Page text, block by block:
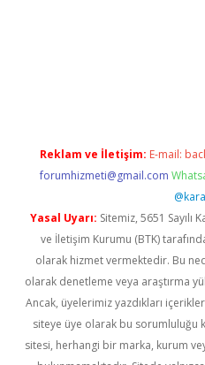
Reklam ve İletişim: E-mail:
forumhizmeti@gmail.com
Yasal Uyarı: Sitemiz, 5651 Sayılı
ve İletişim Kurumu (BTK)
olarak hizmet vermektedir. Bu
olarak denetleme veya araştırma
Ancak, üyelerimiz yazdıkları
siteye üye olarak bu sorumluluğu
sitesi, herhangi bir marka, kurum